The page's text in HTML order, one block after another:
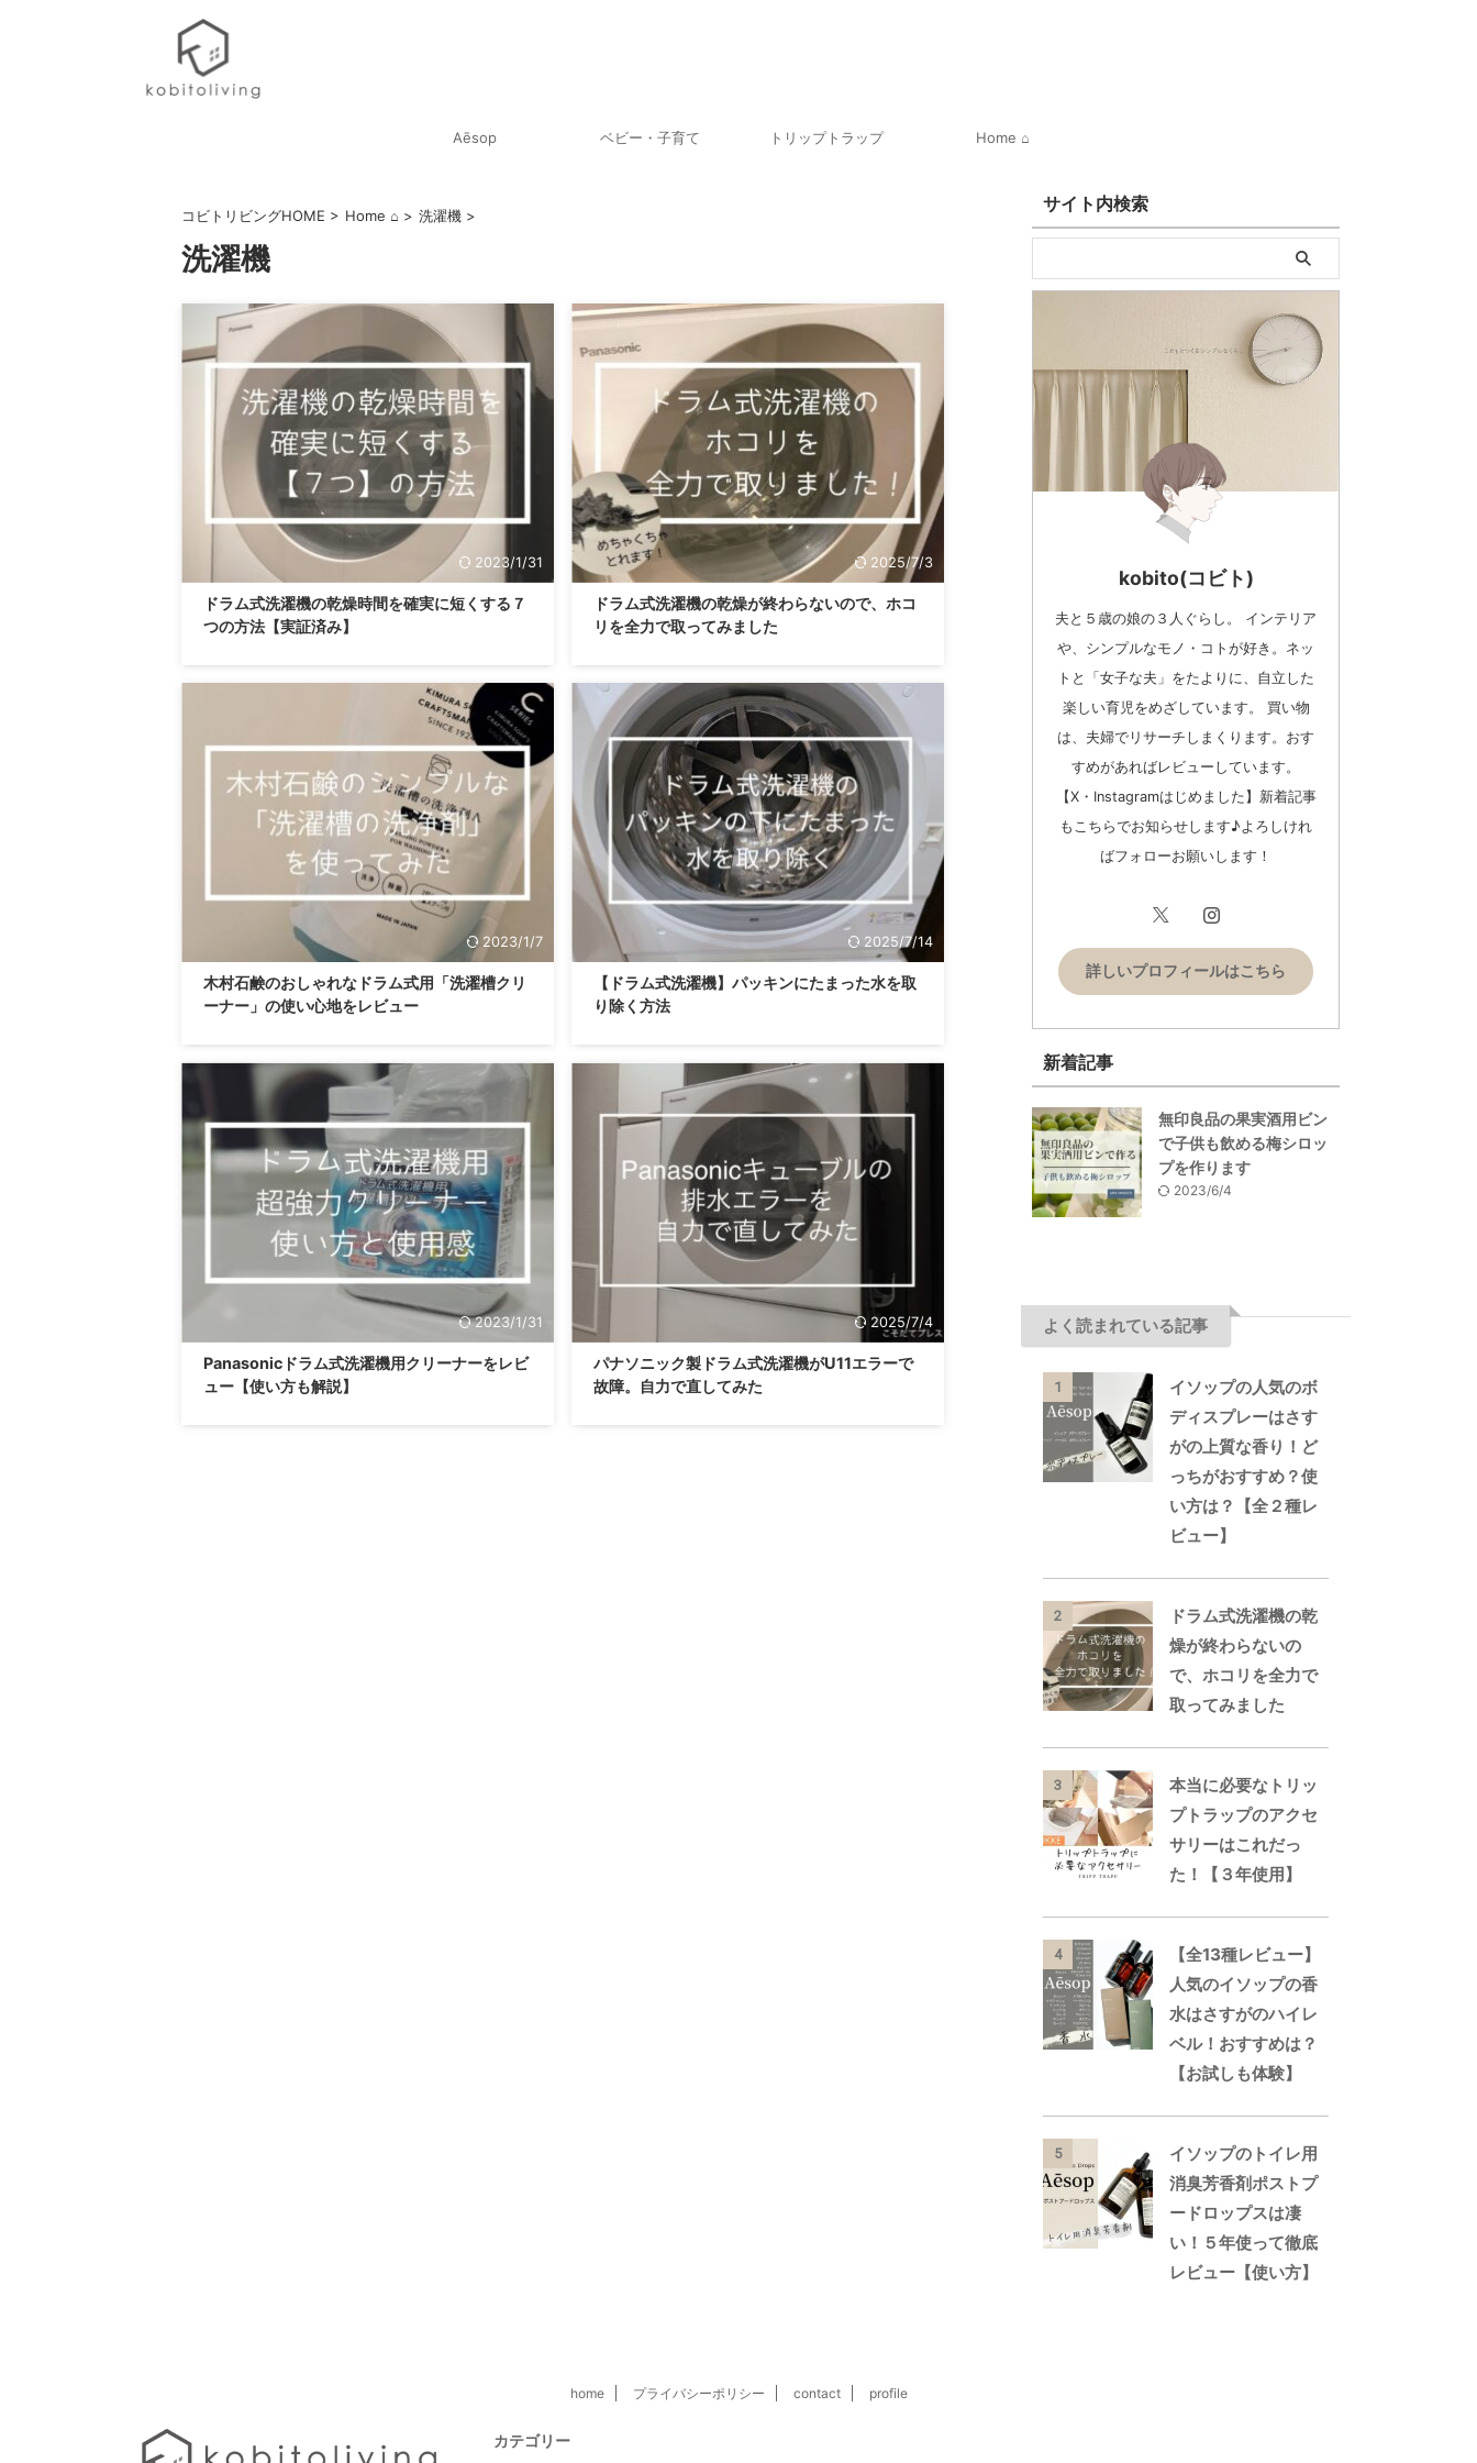
Aēsop ベビー・子育て トリップトラップ Home ⌂
コビトリビングHOME > Home ⌂ > 洗濯機 >
洗濯機
2023/1/31
ドラム式洗濯機の乾燥時間を確実に短くする７
つの方法【実証済み】
2025/7/3
ドラム式洗濯機の乾燥が終わらないので、ホコ
リを全力で取ってみました
2023/1/7
木村石鹸のおしゃれなドラム式用「洗濯槽クリ
ーナー」の使い心地をレビュー
2025/7/14
【ドラム式洗濯機】パッキンにたまった水を取
り除く方法
2023/1/31
Panasonicドラム式洗濯機用クリーナーをレビ
ュー【使い方も解説】
2025/7/4
パナソニック製ドラム式洗濯機がU11エラーで
故障。自力で直してみた
サイト内検索
kobito(コビト)
夫と５歳の娘の３人ぐらし。 インテリア
や、シンプルなモノ・コトが好き。ネッ
トと「女子な夫」をたよりに、自立した
楽しい育児をめざしています。 買い物
は、夫婦でリサーチしまくります。おす
すめがあればレビューしています。
【X・Instagramはじめました】新着記事
もこちらでお知らせします♪よろしけれ
ばフォローお願いします！
詳しいプロフィールはこちら
新着記事
無印良品の果実酒用ビン
で子供も飲める梅シロッ
プを作ります
2023/6/4
よく読まれている記事
1
イソップの人気のボ
ディスプレーはさす
がの上質な香り！ど
っちがおすすめ？使
い方は？【全２種レ
ビュー】
2
ドラム式洗濯機の乾
燥が終わらないの
で、ホコリを全力で
取ってみました
3
本当に必要なトリッ
プトラップのアクセ
サリーはこれだっ
た！【３年使用】
4
【全13種レビュー】
人気のイソップの香
水はさすがのハイレ
ベル！おすすめは？
【お試しも体験】
5
イソップのトイレ用
消臭芳香剤ポストプ
ードロップスは凄
い！５年使って徹底
レビュー【使い方】
home プライバシーポリシー contact profile
カテゴリー